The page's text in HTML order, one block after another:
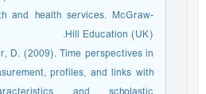
and health services. McGraw-
Hill Education (UK).
D. (2009). Time perspectives in
profiles, and links with